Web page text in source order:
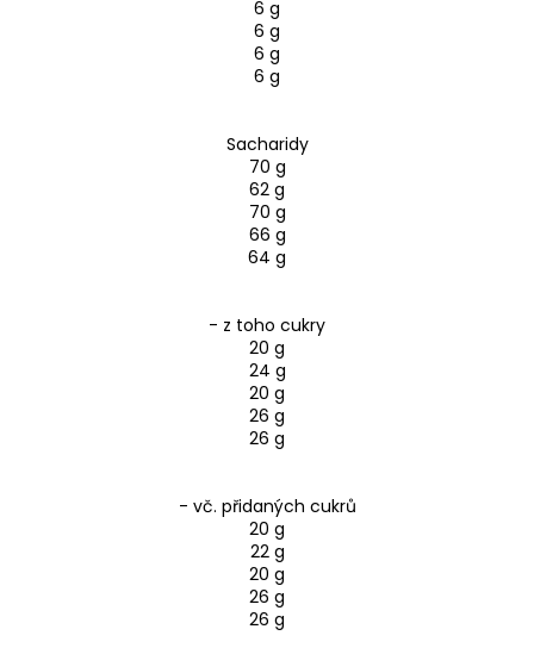
6 g
6 g
6 g
6 g
Sacharidy
70 g
62 g
70 g
66 g
64 g
- z toho cukry
20 g
24 g
20 g
26 g
26 g
- vč. přidaných cukrů
20 g
22 g
20 g
26 g
26 g